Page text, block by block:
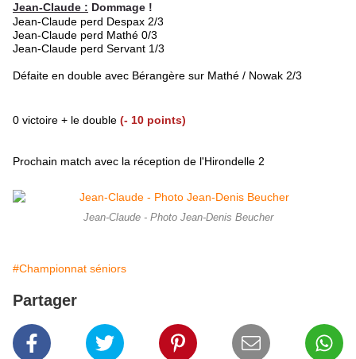
Jean-Claude : Dommage !
Jean-Claude perd Despax 2/3
Jean-Claude perd Mathé 0/3
Jean-Claude perd Servant 1/3
Défaite en double avec Bérangère sur Mathé / Nowak 2/3
0 victoire + le double (- 10 points)
Prochain match avec la réception de l'Hirondelle 2
Jean-Claude - Photo Jean-Denis Beucher
#Championnat séniors
Partager